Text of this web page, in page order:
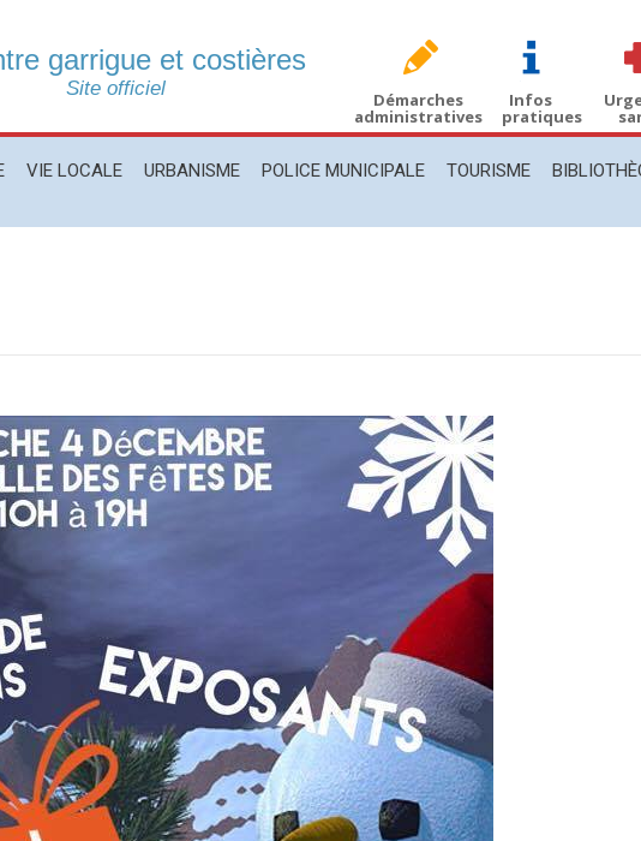
garrigue et costières
Site officiel Démarches
administratives
Infos
pratiques
VIE LOCALE URBANISME POLICE MUNICIPALE TOURISME
LOCALE URBANISME POLICE MUNICIPALE TOURISME BIBLIOTHÈQUE